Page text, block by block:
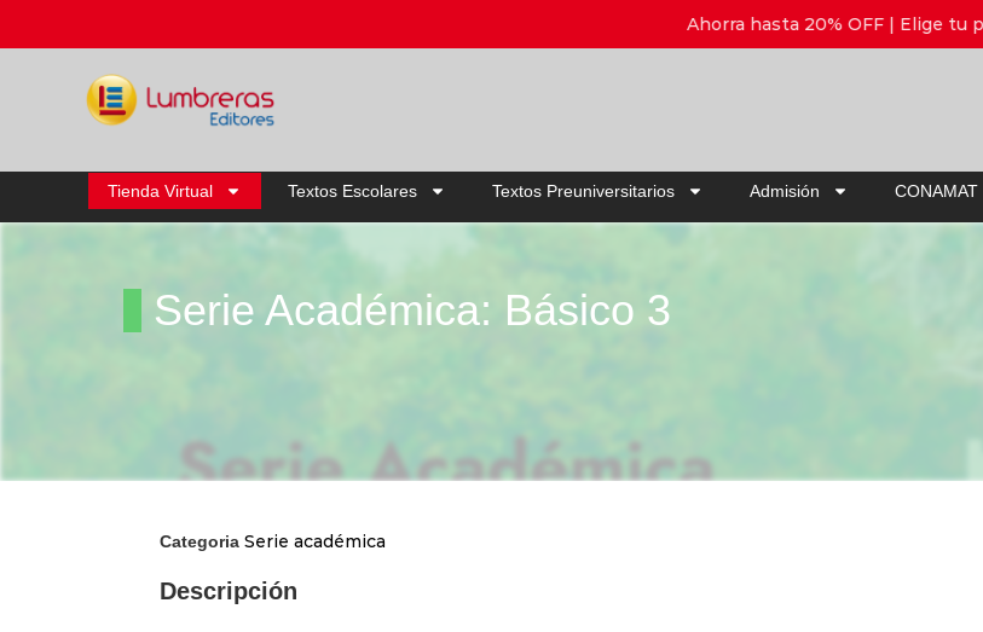
Ahorra hasta 20% OFF | Elige tu pack
Tienda Virtual Textos Escolares Textos Preuniversitarios Admisión CONAMAT
Serie Académica: Básico 3
Categoria Serie académica
Descripción